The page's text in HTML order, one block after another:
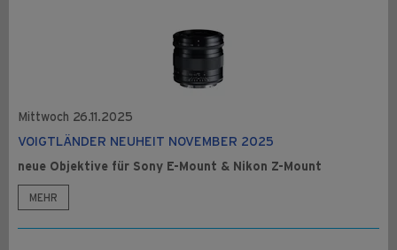
VOIGTLÄNDER NEUHEIT NOVEMBER 2025
neue Objektive für Sony E-Mount & Nikon Z-Mount
MEHR
Mittwoch 26.11.2025